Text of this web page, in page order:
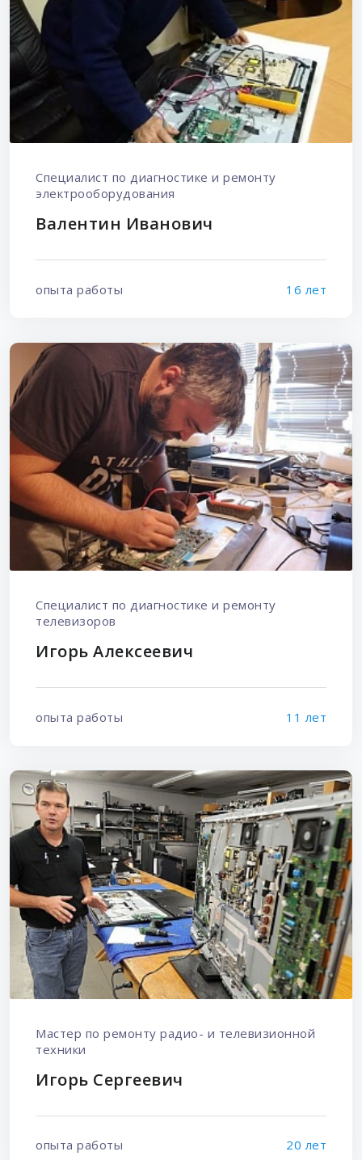
Специалист по диагностике и ремонту
электрооборудования
Валентин Иванович
опыта работы 16 лет
Специалист по диагностике и ремонту
телевизоров
Игорь Алексеевич
опыта работы 11 лет
Мастер по ремонту радио- и телевизионной
техники
Игорь Сергеевич
опыта работы 20 лет